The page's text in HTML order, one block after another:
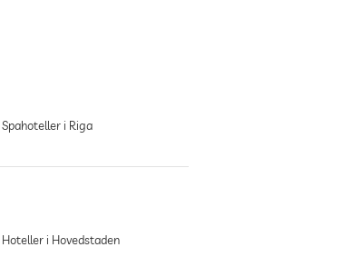
Spahoteller i Riga
Hoteller i Hovedstaden